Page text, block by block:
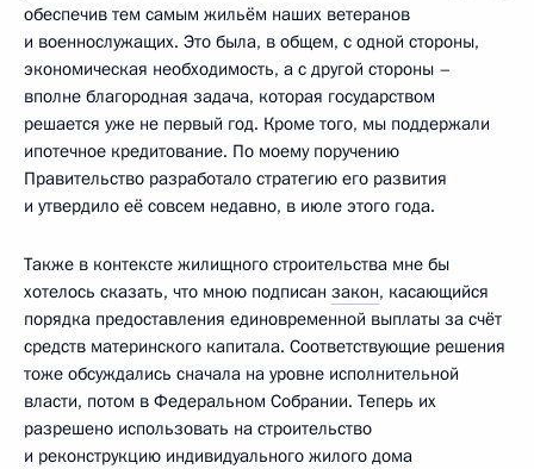
обеспечив тем самым жильём наших ветеранов
и военнослужащих. Это была, в общем, с одной стороны,
экономическая необходимость, а с другой стороны –
вполне благородная задача, которая государством
решается уже не первый год. Кроме того, мы поддержали
ипотечное кредитование. По моему поручению
Правительство разработало стратегию его развития
и утвердило её совсем недавно, в июле этого года.
Также в контексте жилищного строительства мне бы
хотелось сказать, что мною подписан закон, касающийся
порядка предоставления единовременной выплаты за счёт
средств материнского капитала. Соответствующие решения
тоже обсуждались сначала на уровне исполнительной
власти, потом в Федеральном Собрании. Теперь их
разрешено использовать на строительство
и реконструкцию индивидуального жилого дома